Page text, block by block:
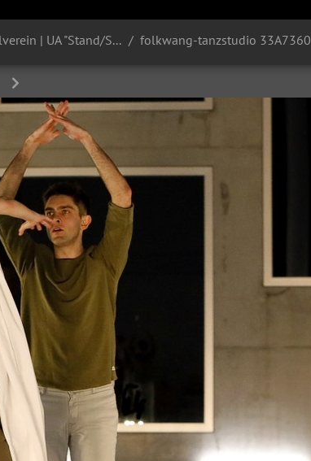
Folkwang Tanzstudio | 16.01.2024 im SANAA-Gebäude auf Zollverein | UA "Stand/Still" | Chr. Jakub Truszkowski und UA "Eyes held wild horizons" | Chr. Maya M. Carroll folkwang-tanzstudio 33A7360